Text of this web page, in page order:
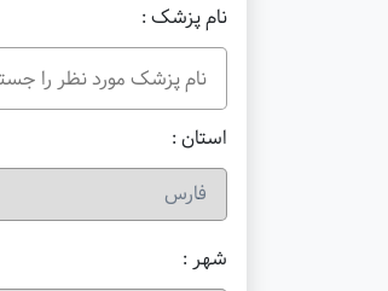
نام پزشک :
استان :
شهر :